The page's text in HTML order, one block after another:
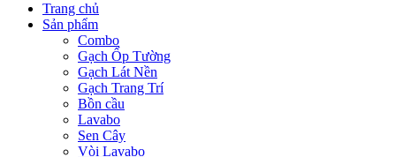
Trang chủ
Sản phẩm
Combo
Gạch Ốp Tường
Gạch Lát Nền
Gạch Trang Trí
Bồn cầu
Lavabo
Sen Cây
Vòi Lavabo